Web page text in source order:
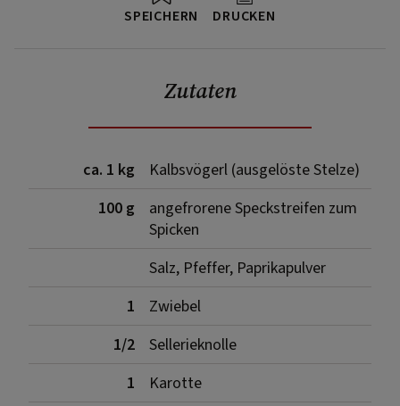
SPEICHERN DRUCKEN
Zutaten
ca. 1 kg
Kalbsvögerl (ausgelöste Stelze)
100 g
angefrorene Speckstreifen zum
Spicken
Salz, Pfeffer, Paprikapulver
1
Zwiebel
1/2
Sellerieknolle
1
Karotte